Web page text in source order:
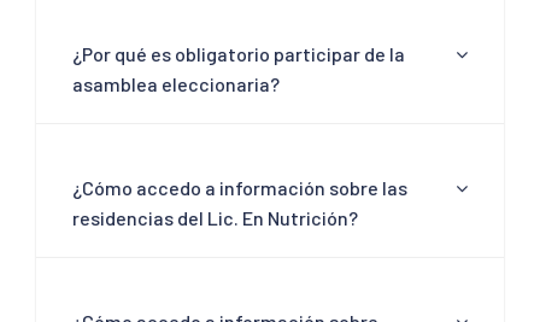
¿Por qué es obligatorio participar de la
asamblea eleccionaria?
¿Cómo accedo a información sobre las
residencias del Lic. En Nutrición?